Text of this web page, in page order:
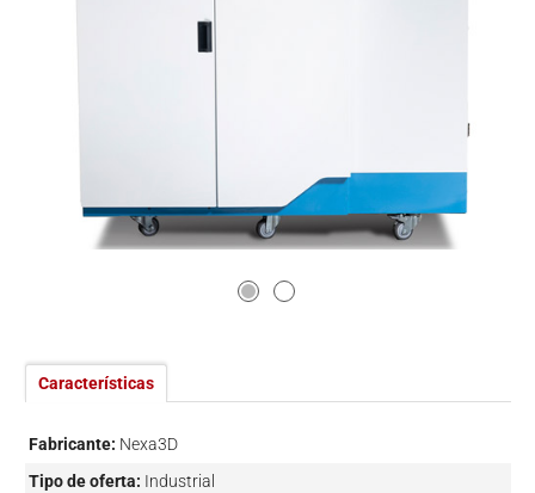
Características
Fabricante: Nexa3D
Tipo de oferta: Industrial